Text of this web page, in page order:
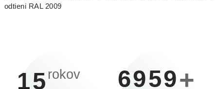
odtieni RAL 2009
15 rokov 6959+